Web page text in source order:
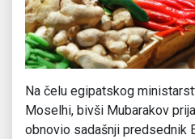
Na čelu egipatskog
Moselhi, bivši Mubarakov
obnovio sadašnji predsednik